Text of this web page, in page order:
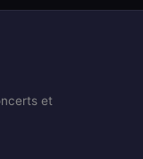
et